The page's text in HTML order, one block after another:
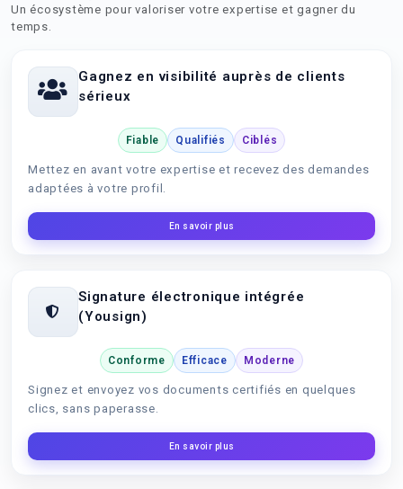
Un écosystème pour valoriser votre expertise et gagner du
temps.
Gagnez en visibilité auprès de clients
sérieux
Fiable Qualifiés Ciblés
Mettez en avant votre expertise et recevez des demandes
adaptées à votre profil.
En savoir plus
Signature électronique intégrée
(Yousign)
Conforme Efficace Moderne
Signez et envoyez vos documents certifiés en quelques
clics, sans paperasse.
En savoir plus